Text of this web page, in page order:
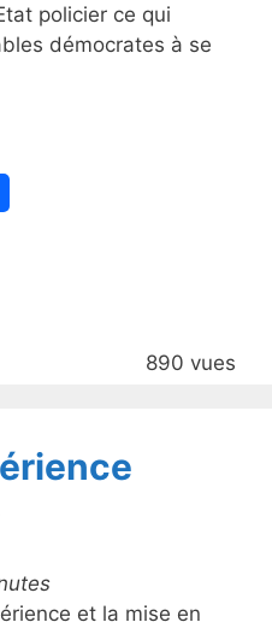
policier ce qui
démocrates à se
890 vues
et la mise en